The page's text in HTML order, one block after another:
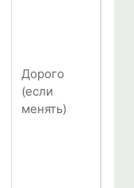
Дорого
(если
менять)